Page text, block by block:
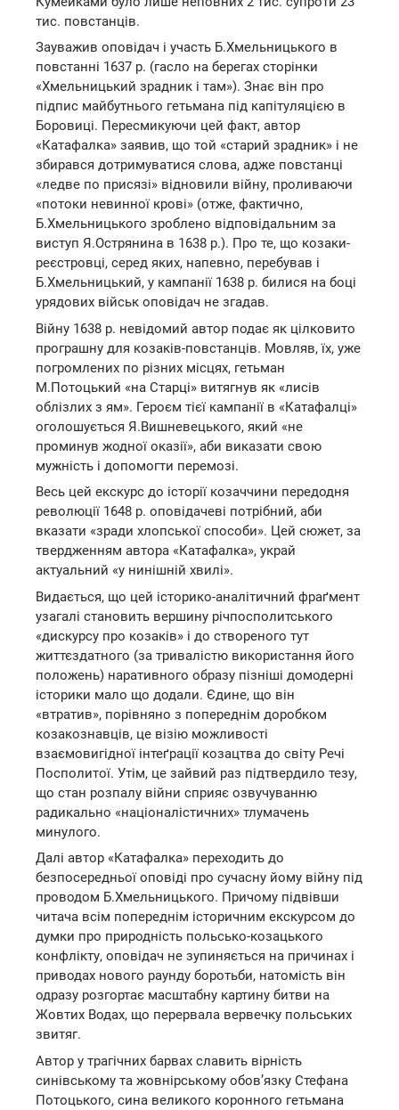
тис. повстанців.
Зауважив оповідач і участь Б.Хмельницького в
повстанні 1637 р. (гасло на берегах сторінки
«Хмельницький зрадник і там»). Знає він про
підпис майбутнього гетьмана під капітуляцією в
Боровиці. Пересмикуючи цей факт, автор
«Катафалка» заявив, що той «старий зрадник» і не
збирався дотримуватися слова, адже повстанці
«ледве по присязі» відновили війну, проливаючи
«потоки невинної крові» (отже, фактично,
Б.Хмельницького зроблено відповідальним за
виступ Я.Острянина в 1638 р.). Про те, що козаки-
реєстровці, серед яких, напевно, перебував і
Б.Хмельницький, у кампанії 1638 р. билися на боці
урядових військ оповідач не згадав.
Війну 1638 р. невідомий автор подає як цілковито
програшну для козаків-повстанців. Мовляв, їх, уже
погромлених по різних місцях, гетьман
М.Потоцький «на Старці» витягнув як «лисів
облізлих з ям». Героєм тієї кампанії в «Катафалці»
оголошується Я.Вишневецького, який «не
проминув жодної оказії», аби виказати свою
мужність і допомогти перемозі.
Весь цей екскурс до історії козаччини передодня
революції 1648 р. оповідачеві потрібний, аби
вказати «зради хлопської способи». Цей сюжет, за
твердженням автора «Катафалка», украй
актуальний «у нинішній хвилі».
Видається, що цей історико-аналітичний фраґмент
узагалі становить вершину річпосполитського
«дискурсу про козаків» і до створеного тут
життєздатного (за тривалістю використання його
положень) наративного образу пізніші домодерні
історики мало що додали. Єдине, що він
«втратив», порівняно з попереднім доробком
козакознавців, це візію можливості
взаємовигідної інтеґрації козацтва до світу Речі
Посполитої. Утім, це зайвий раз підтвердило тезу,
що стан розпалу війни сприяє озвучуванню
радикально «націоналістичних» тлумачень
минулого.
Далі автор «Катафалка» переходить до
безпосередньої оповіді про сучасну йому війну під
проводом Б.Хмельницького. Причому підвівши
читача всім попереднім історичним екскурсом до
думки про природність польсько-козацького
конфлікту, оповідач не зупиняється на причинах і
приводах нового раунду боротьби, натомість він
одразу розгортає масштабну картину битви на
Жовтих Водах, що перервала вервечку польських
звитяг.
Автор у трагічних барвах славить вірність
синівському та жовнірському обов’язку Стефана
Потоцького, сина великого коронного гетьмана